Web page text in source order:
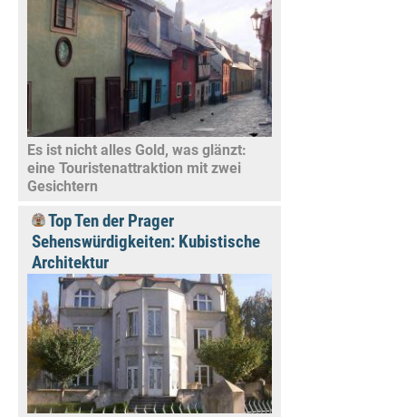
Es ist nicht alles Gold, was glänzt:
eine Touristenattraktion mit zwei
Gesichtern
Top Ten der Prager
Sehenswürdigkeiten: Kubistische
Architektur